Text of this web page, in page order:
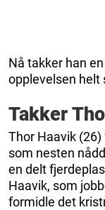
Nå takker han
opplevelsen helt
Takker
Thor Haavik
som nesten
en delt
Haavik, som
formidle det